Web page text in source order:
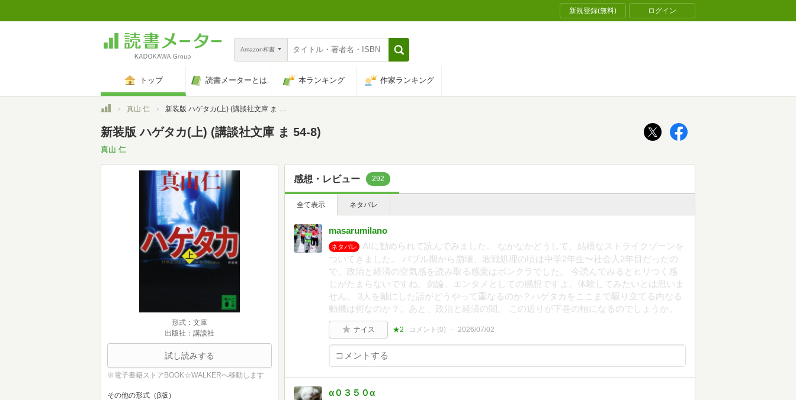
新規登録(無料) ログイン
Amazon和書
トップ 読書メーターとは 本ランキング 作家ランキング
トップ真山 仁 新装版 ハゲタカ(上) (講談社文庫 ま 54-8)
新装版 ハゲタカ(上) (講談社文庫 ま 54-8)
真山 仁
形式：文庫
出版社：講談社
試し読みする
※電子書籍ストアBOOK☆WALKERへ移動します
その他の形式（β版）
感想・レビュー 292
全て表示 ネタバレ
masarumilano
ネタバレ
AIに勧められて読んでみました。 なかなかどうして、結構なストライクゾーンを
ついてきました。 バブル期から崩壊、敗戦処理の頃は中学2年生〜社会人2年目だったの
で、政治と経済の空気感を読み取る感覚はボンクラでした。 今読んでみるとヒリつく感
じがたまらないですね。勿論、エンタメとしての感想ですよ。体験してみたいとは思いま
せん。 3人を軸にした話がどうやって重なるのか？ハゲタカをここまで駆り立てる内なる
動機は何なのか？。あと、政治と経済の闇。 この辺りが下巻の軸になるのでしょうか。
ナイス ★2 コメント(0) 2026/07/02
α０３５０α